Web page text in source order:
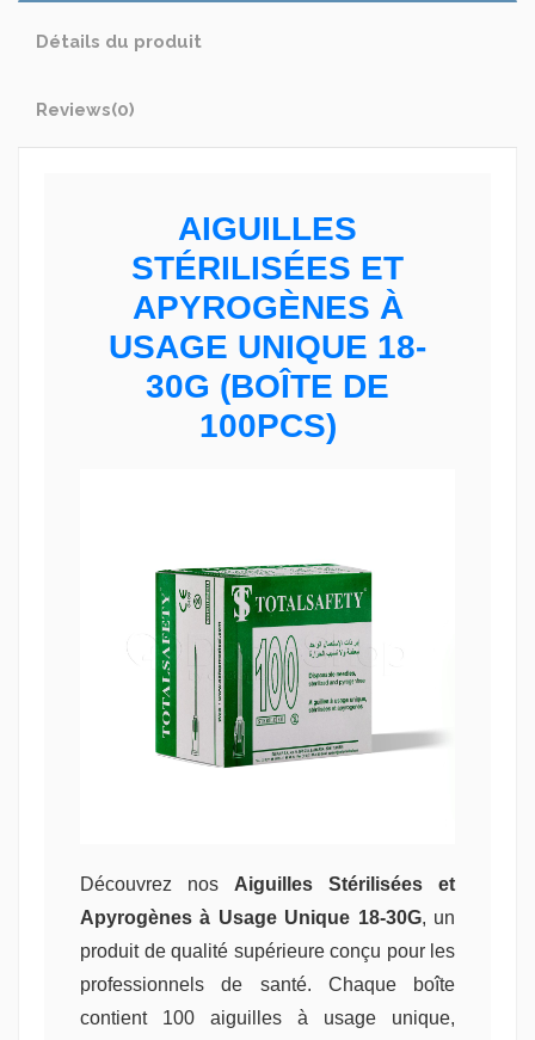
Détails du produit
Reviews(0)
AIGUILLES
STÉRILISÉES ET
APYROGÈNES À
USAGE UNIQUE 18-
30G (BOÎTE DE
100PCS)
Découvrez nos Aiguilles Stérilisées et
Apyrogènes à Usage Unique 18-30G, un
produit de qualité supérieure conçu pour les
professionnels de santé. Chaque boîte
contient 100 aiguilles à usage unique,